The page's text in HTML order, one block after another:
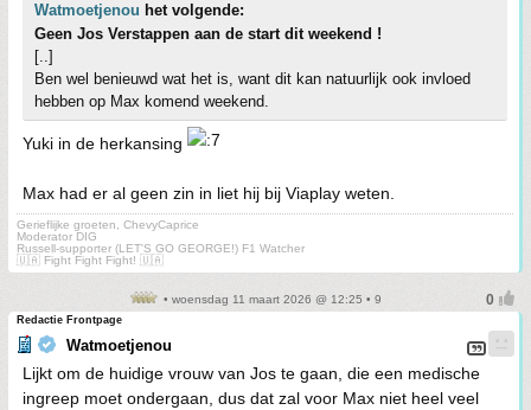
Watmoetjenou het volgende:
Geen Jos Verstappen aan de start dit weekend !
[..]
Ben wel benieuwd wat het is, want dit kan natuurlijk ook invloed
hebben op Max komend weekend.
Yuki in de herkansing
Max had er al geen zin in liet hij bij Viaplay weten.
Gerieflijke groeten, ChevyCaprice
Moderator DIG
Russell-supporter (LET'S GO GEORGE!) F1 Watcher
🇺🇦 Fight Fight Fight! 🇺🇦
• woensdag 11 maart 2026 @ 12:25 • 9
Redactie Frontpage
Watmoetjenou
Lijkt om de huidige vrouw van Jos te gaan, die een medische
ingreep moet ondergaan, dus dat zal voor Max niet heel veel